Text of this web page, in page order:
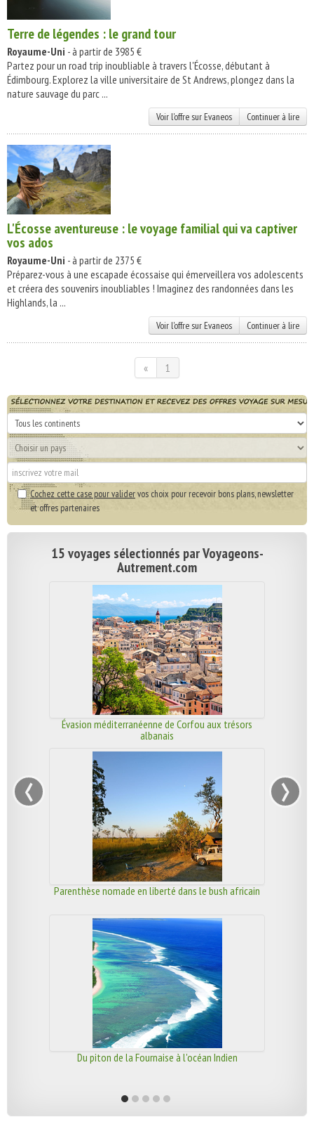
Terre de légendes : le grand tour
Royaume-Uni - à partir de 3985 €
Partez pour un road trip inoubliable à travers l'Écosse, débutant à
Édimbourg. Explorez la ville universitaire de St Andrews, plongez dans la
nature sauvage du parc ...
Voir l'offre sur Evaneos Continuer à lire
L'Écosse aventureuse : le voyage familial qui va captiver
vos ados
Royaume-Uni - à partir de 2375 €
Préparez-vous à une escapade écossaise qui émerveillera vos adolescents
et créera des souvenirs inoubliables ! Imaginez des randonnées dans les
Highlands, la ...
Voir l'offre sur Evaneos Continuer à lire
« 1
Cochez cette case pour validervos choix pour recevoir bons plans, newsletter
et offres partenaires
15 voyages sélectionnés par Voyageons-
Autrement.com
Évasion méditerranéenne de Corfou aux trésors
albanais
Parenthèse nomade en liberté dans le bush africain
Du piton de la Fournaise à l'océan Indien
‹ ›